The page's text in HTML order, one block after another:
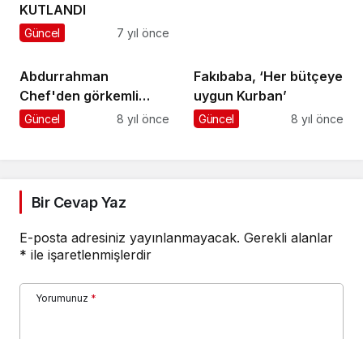
KUTLANDI
Güncel 7 yıl önce
Abdurrahman
Chef'den görkemli
açılış
Güncel 8 yıl önce
Fakıbaba, ‘Her bütçeye
uygun Kurban’
Güncel 8 yıl önce
Bir Cevap Yaz
E-posta adresiniz yayınlanmayacak. Gerekli alanlar
* ile işaretlenmişlerdir
Yorumunuz *